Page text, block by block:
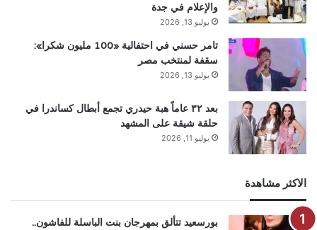
والإعلام في جدة
يوليو 13, 2026
تامر حسني في احتفالية «100 مليون شكرا»:
سقفة لمنتخب مصر
يوليو 13, 2026
بعد ٣٢ عاماً هبة حيدري تجمع أبطال كساندرا في
حلقة شيقة على المشهد
يوليو 11, 2026
الاكثر مشاهدة
بورسعيد تتألق بمهرجان بنت الباسلة للفاشون..